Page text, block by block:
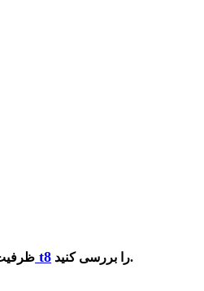
ظرفیت مخزن مخزن شیشه شور کی ام سی t8 را بررسی کنید.